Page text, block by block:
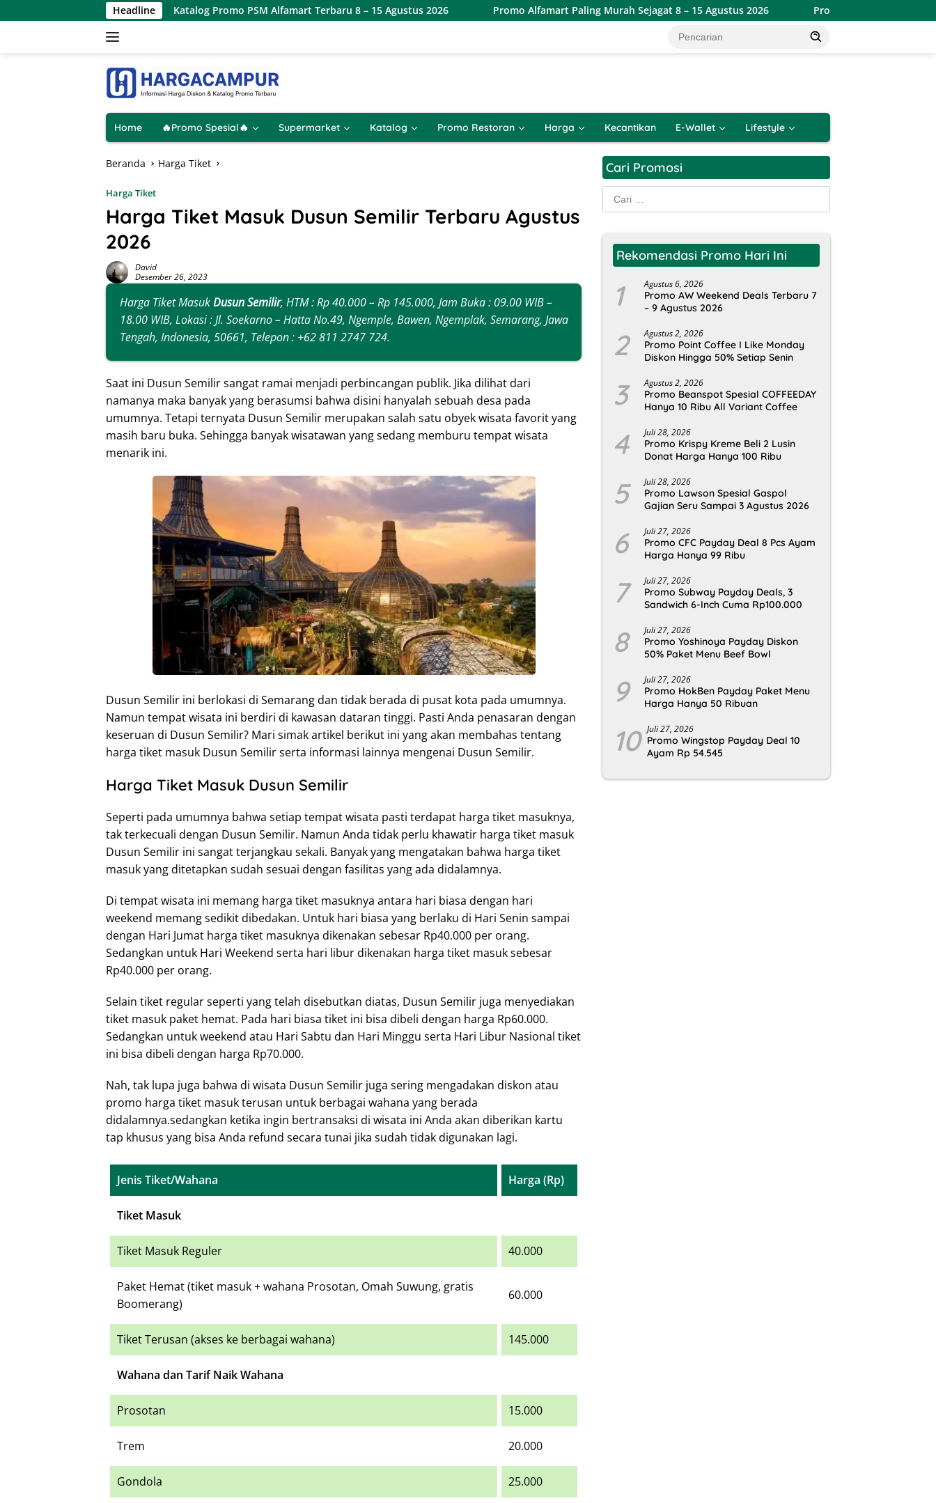
ke
Headline
Katalog Promo PSM Alfamart Terbaru 8 – 15 Agustus 2026 Promo Alfamart Paling Murah Sejagat 8 – 15 Agustus 2026 Promo Alfamart Double Date Spesial
Home 🔥Promo Spesial🔥 Supermarket Katalog Promo Restoran Harga Kecantikan E-Wallet Lifestyle
Beranda Harga Tiket
Harga Tiket
Harga Tiket Masuk Dusun Semilir Terbaru Agustus
2026
David
Desember 26, 2023
Harga Tiket MasukDusun Semilir, HTM : Rp 40.000 – Rp 145.000, Jam Buka : 09.00 WIB –
18.00 WIB, Lokasi : Jl. Soekarno – Hatta No.49, Ngemple, Bawen, Ngemplak, Semarang, Jawa
Tengah, Indonesia, 50661, Telepon : +62 811 2747 724.
Saat ini Dusun Semilir sangat ramai menjadi perbincangan publik. Jika dilihat dari
namanya maka banyak yang berasumsi bahwa disini hanyalah sebuah desa pada
umumnya. Tetapi ternyata Dusun Semilir merupakan salah satu obyek wisata favorit yang
masih baru buka. Sehingga banyak wisatawan yang sedang memburu tempat wisata
menarik ini.
Dusun Semilir ini berlokasi di Semarang dan tidak berada di pusat kota pada umumnya.
Namun tempat wisata ini berdiri di kawasan dataran tinggi. Pasti Anda penasaran dengan
keseruan di Dusun Semilir? Mari simak artikel berikut ini yang akan membahas tentang
harga tiket masuk Dusun Semilir serta informasi lainnya mengenai Dusun Semilir.
Harga Tiket Masuk Dusun Semilir
Seperti pada umumnya bahwa setiap tempat wisata pasti terdapat harga tiket masuknya,
tak terkecuali dengan Dusun Semilir. Namun Anda tidak perlu khawatir harga tiket masuk
Dusun Semilir ini sangat terjangkau sekali. Banyak yang mengatakan bahwa harga tiket
masuk yang ditetapkan sudah sesuai dengan fasilitas yang ada didalamnya.
Di tempat wisata ini memang harga tiket masuknya antara hari biasa dengan hari
weekend memang sedikit dibedakan. Untuk hari biasa yang berlaku di Hari Senin sampai
dengan Hari Jumat harga tiket masuknya dikenakan sebesar Rp40.000 per orang.
Sedangkan untuk Hari Weekend serta hari libur dikenakan harga tiket masuk sebesar
Rp40.000 per orang.
Selain tiket regular seperti yang telah disebutkan diatas, Dusun Semilir juga menyediakan
tiket masuk paket hemat. Pada hari biasa tiket ini bisa dibeli dengan harga Rp60.000.
Sedangkan untuk weekend atau Hari Sabtu dan Hari Minggu serta Hari Libur Nasional tiket
ini bisa dibeli dengan harga Rp70.000.
Nah, tak lupa juga bahwa di wisata Dusun Semilir juga sering mengadakan diskon atau
promo harga tiket masuk terusan untuk berbagai wahana yang berada
didalamnya.sedangkan ketika ingin bertransaksi di wisata ini Anda akan diberikan kartu
tap khusus yang bisa Anda refund secara tunai jika sudah tidak digunakan lagi.
Jenis Tiket/Wahana Harga (Rp)
Tiket Masuk
Tiket Masuk Reguler 40.000
Paket Hemat (tiket masuk + wahana Prosotan, Omah Suwung, gratis
Boomerang)
60.000
Tiket Terusan (akses ke berbagai wahana) 145.000
Wahana dan Tarif Naik Wahana
Prosotan 15.000
Trem 20.000
Gondola 25.000
Cari Promosi
Cari
untuk:
Rekomendasi Promo Hari Ini
1 Agustus 6, 2026
Promo AW Weekend Deals Terbaru 7
– 9 Agustus 2026
2 Agustus 2, 2026
Promo Point Coffee I Like Monday
Diskon Hingga 50% Setiap Senin
3 Agustus 2, 2026
Promo Beanspot Spesial COFFEEDAY
Hanya 10 Ribu All Variant Coffee
4 Juli 28, 2026
Promo Krispy Kreme Beli 2 Lusin
Donat Harga Hanya 100 Ribu
5 Juli 28, 2026
Promo Lawson Spesial Gaspol
Gajian Seru Sampai 3 Agustus 2026
6 Juli 27, 2026
Promo CFC Payday Deal 8 Pcs Ayam
Harga Hanya 99 Ribu
7 Juli 27, 2026
Promo Subway Payday Deals, 3
Sandwich 6-Inch Cuma Rp100.000
8 Juli 27, 2026
Promo Yoshinoya Payday Diskon
50% Paket Menu Beef Bowl
9 Juli 27, 2026
Promo HokBen Payday Paket Menu
Harga Hanya 50 Ribuan
10 Juli 27, 2026
Promo Wingstop Payday Deal 10
Ayam Rp 54.545